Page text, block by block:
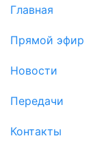
Главная
Прямой эфир
Новости
Передачи
Контакты